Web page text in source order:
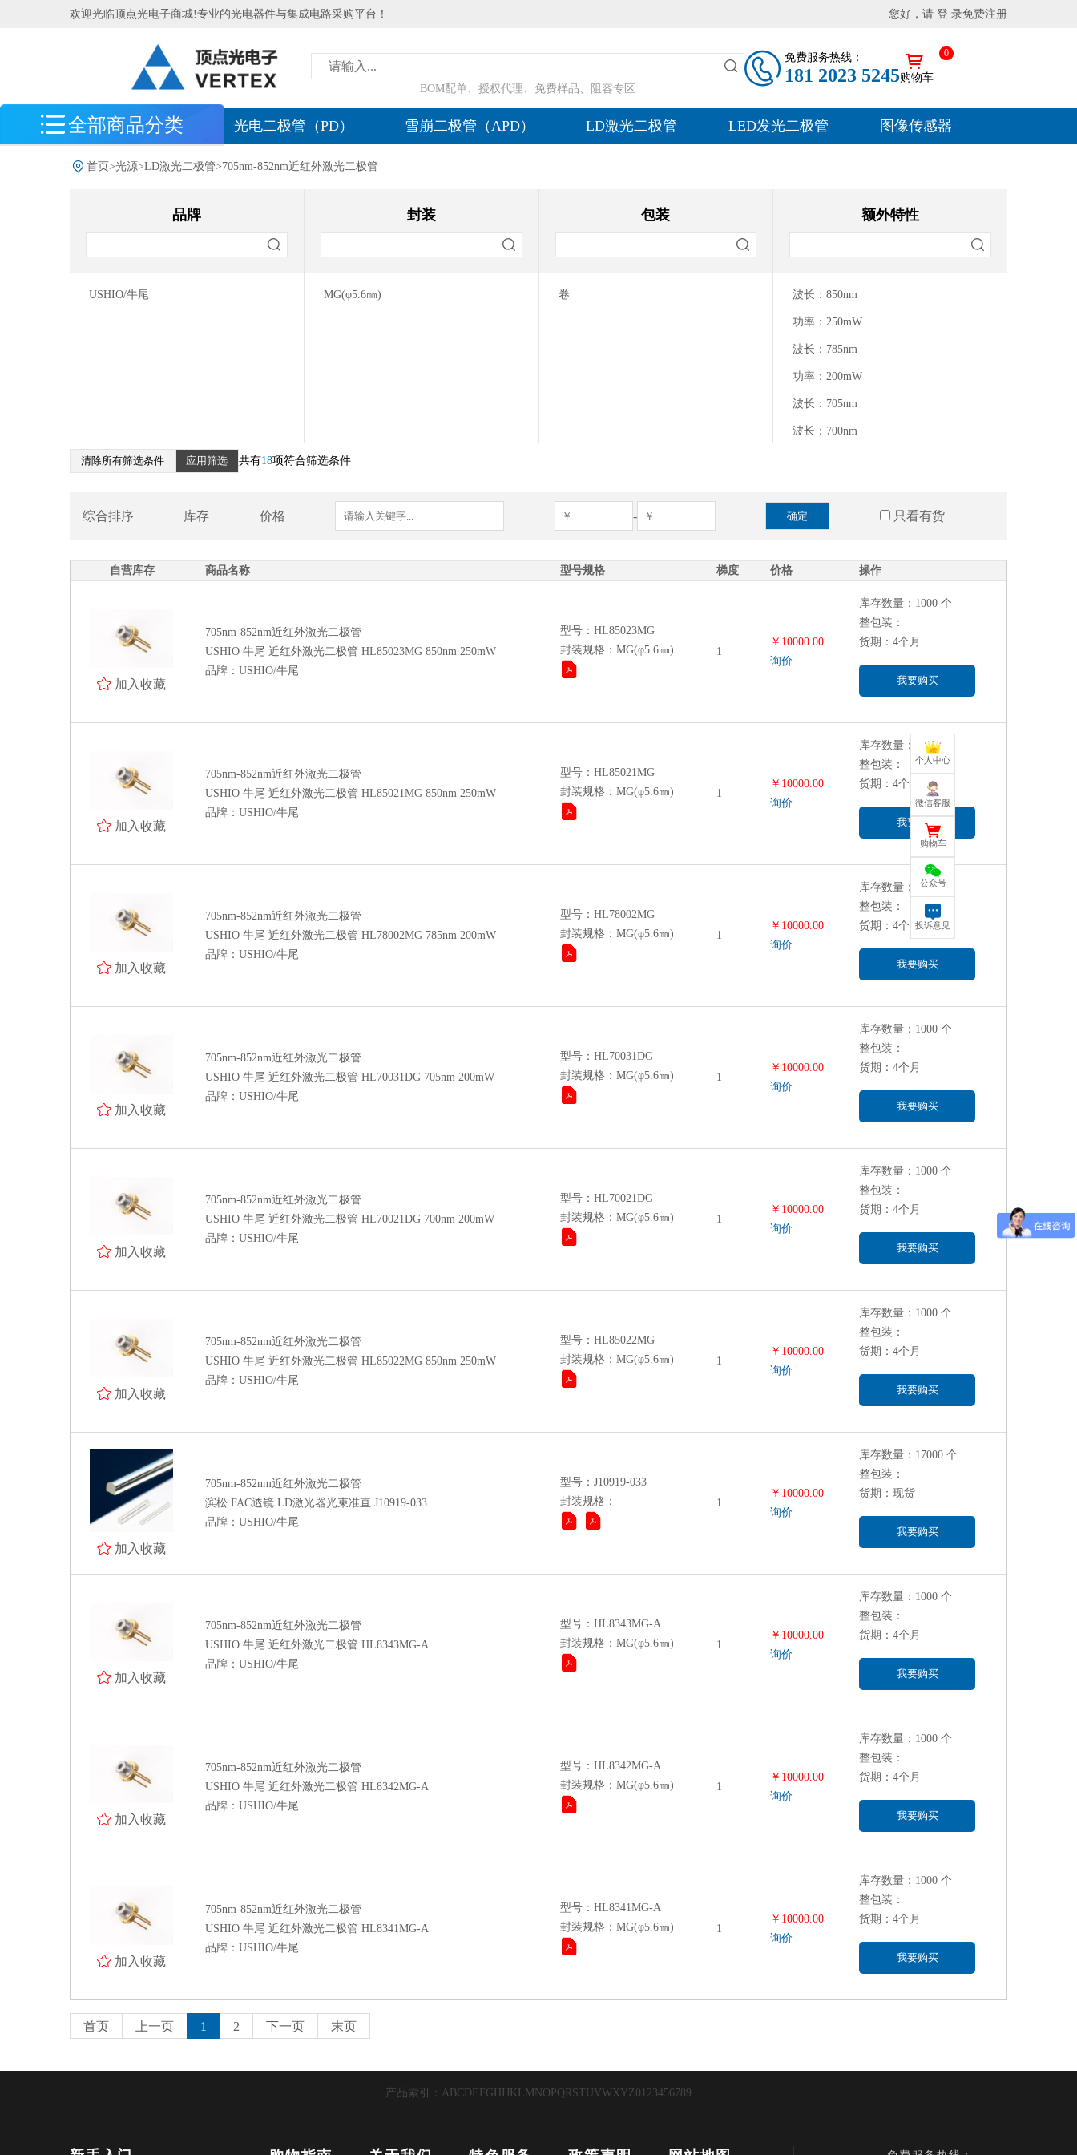
欢迎光临顶点光电子商城!专业的光电器件与集成电路采购平台！ 您好，请 登 录免费注册
BOM配单、授权代理、免费样品、阻容专区
免费服务热线：
181 2023 5245购物车
0
全部商品分类
光电探测器
LD激光二极管
374nm-405nm紫外激光二极管
脉冲氙灯模块
VCSEL垂直腔面激光器
LCOS-SLM（空间光调制器）
电源管理 存储器 模拟芯片
晶体管 保险丝 射频功率器件
最新到货 光电二极管（PD） 雪崩二极管（APD） LD激光二极管 LED发光二极管 图像传感器
首页 >光源>LD激光二极管>705nm-852nm近红外激光二极管
品牌
USHIO/牛尾
封装
MG(φ5.6㎜)
包装
卷
额外特性
波长：850nm
功率：250mW
波长：785nm
功率：200mW
波长：705nm
波长：700nm
波长：830nm
清除所有筛选条件 应用筛选 共有18项符合筛选条件
综合排序 库存 价格 - 确定 只看有货
自营库存 商品名称 型号规格 梯度 价格 操作
加入收藏
705nm-852nm近红外激光二极管
USHIO 牛尾 近红外激光二极管 HL85023MG 850nm 250mW
品牌：USHIO/牛尾
型号：HL85023MG
封装规格：MG(φ5.6㎜)
1
￥10000.00
询价
库存数量：1000 个
整包装：
货期：4个月
我要购买
加入收藏
705nm-852nm近红外激光二极管
USHIO 牛尾 近红外激光二极管 HL85021MG 850nm 250mW
品牌：USHIO/牛尾
型号：HL85021MG
封装规格：MG(φ5.6㎜)
1
￥10000.00
询价
库存数量：1000 个
整包装：
货期：4个月
我要购买
加入收藏
705nm-852nm近红外激光二极管
USHIO 牛尾 近红外激光二极管 HL78002MG 785nm 200mW
品牌：USHIO/牛尾
型号：HL78002MG
封装规格：MG(φ5.6㎜)
1
￥10000.00
询价
库存数量：1000 个
整包装：
货期：4个月
我要购买
加入收藏
705nm-852nm近红外激光二极管
USHIO 牛尾 近红外激光二极管 HL70031DG 705nm 200mW
品牌：USHIO/牛尾
型号：HL70031DG
封装规格：MG(φ5.6㎜)
1
￥10000.00
询价
库存数量：1000 个
整包装：
货期：4个月
我要购买
加入收藏
705nm-852nm近红外激光二极管
USHIO 牛尾 近红外激光二极管 HL70021DG 700nm 200mW
品牌：USHIO/牛尾
型号：HL70021DG
封装规格：MG(φ5.6㎜)
1
￥10000.00
询价
库存数量：1000 个
整包装：
货期：4个月
我要购买
加入收藏
705nm-852nm近红外激光二极管
USHIO 牛尾 近红外激光二极管 HL85022MG 850nm 250mW
品牌：USHIO/牛尾
型号：HL85022MG
封装规格：MG(φ5.6㎜)
1
￥10000.00
询价
库存数量：1000 个
整包装：
货期：4个月
我要购买
加入收藏
705nm-852nm近红外激光二极管
滨松 FAC透镜 LD激光器光束准直 J10919-033
品牌：USHIO/牛尾
型号：J10919-033
封装规格：
1
￥10000.00
询价
库存数量：17000 个
整包装：
货期：现货
我要购买
加入收藏
705nm-852nm近红外激光二极管
USHIO 牛尾 近红外激光二极管 HL8343MG-A
品牌：USHIO/牛尾
型号：HL8343MG-A
封装规格：MG(φ5.6㎜)
1
￥10000.00
询价
库存数量：1000 个
整包装：
货期：4个月
我要购买
加入收藏
705nm-852nm近红外激光二极管
USHIO 牛尾 近红外激光二极管 HL8342MG-A
品牌：USHIO/牛尾
型号：HL8342MG-A
封装规格：MG(φ5.6㎜)
1
￥10000.00
询价
库存数量：1000 个
整包装：
货期：4个月
我要购买
加入收藏
705nm-852nm近红外激光二极管
USHIO 牛尾 近红外激光二极管 HL8341MG-A
品牌：USHIO/牛尾
型号：HL8341MG-A
封装规格：MG(φ5.6㎜)
1
￥10000.00
询价
库存数量：1000 个
整包装：
货期：4个月
我要购买
首页 上一页 1 2 下一页 末页
个人中心
微信客服
购物车
公众号
投诉意见
产品索引： A BC D E FG H K M N O PQ RSTUVWX YZ0 23456789